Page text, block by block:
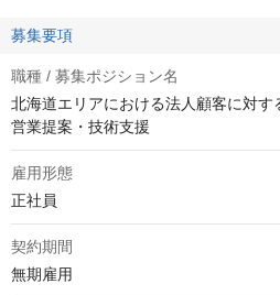
募集要項
職種 / 募集ポジション名
北海道エリアにおける法人顧客に対
営業提案・技術支援
雇用形態
正社員
契約期間
無期雇用